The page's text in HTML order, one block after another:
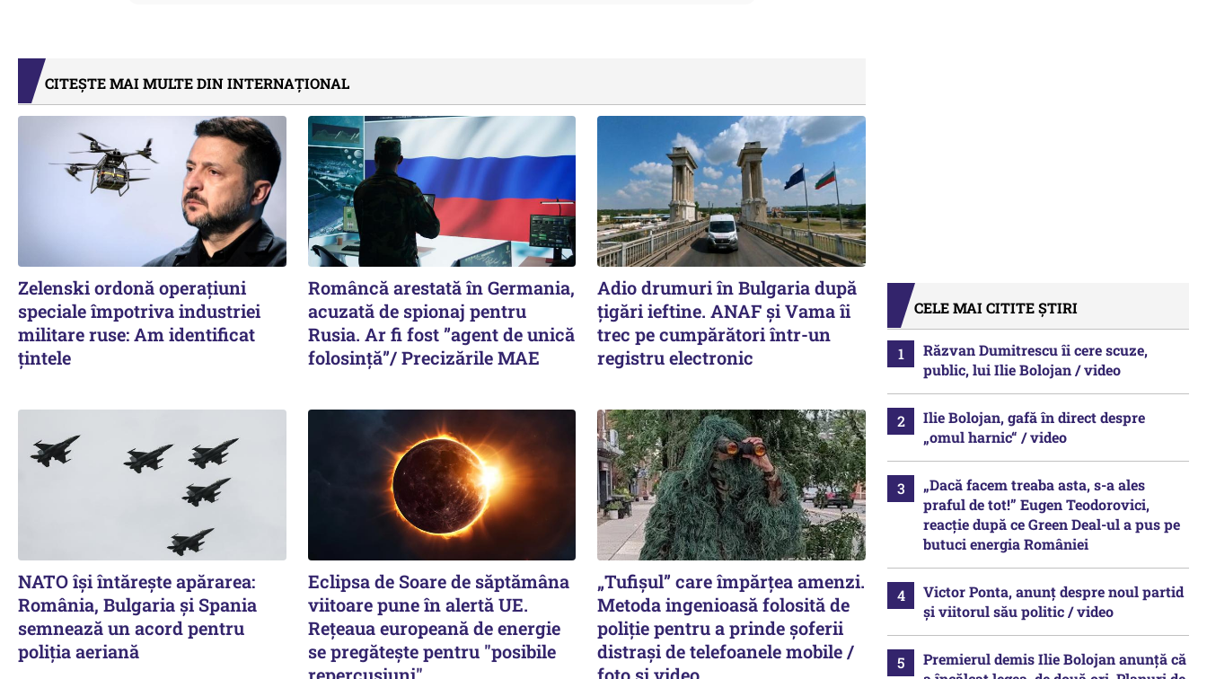
CITEȘTE MAI MULTE DIN INTERNAȚIONAL
Zelenski ordonă operațiuni
speciale împotriva industriei
militare ruse: Am identificat
țintele
Româncă arestată în Germania,
acuzată de spionaj pentru
Rusia. Ar fi fost ”agent de unică
folosință”/ Precizările MAE
Adio drumuri în Bulgaria după
țigări ieftine. ANAF și Vama îi
trec pe cumpărători într-un
registru electronic
NATO își întărește apărarea:
România, Bulgaria și Spania
semnează un acord pentru
poliția aeriană
Eclipsa de Soare de săptămâna
viitoare pune în alertă UE.
Rețeaua europeană de energie
se pregătește pentru "posibile
„Tufișul” care împărțea amenzi.
Metoda ingenioasă folosită de
poliție pentru a prinde șoferii
distrași de telefoanele mobile /
CELE MAI CITITE ȘTIRI
Răzvan Dumitrescu îi cere scuze,
public, lui Ilie Bolojan / video
Ilie Bolojan, gafă în direct despre
„omul harnic“ / video
„Dacă facem treaba asta, s-a ales
praful de tot!” Eugen Teodorovici,
reacție după ce Green Deal-ul a pus pe
butuci energia României
Victor Ponta, anunț despre noul partid
și viitorul său politic / video
Premierul demis Ilie Bolojan anunță că